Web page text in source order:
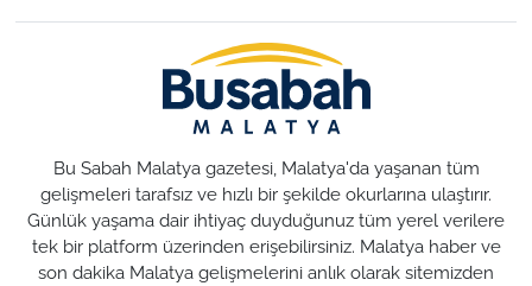
Bu Sabah Malatya gazetesi, Malatya'da yaşanan tüm
gelişmeleri tarafsız ve hızlı bir şekilde okurlarına ulaştırır.
Günlük yaşama dair ihtiyaç duyduğunuz tüm yerel verilere
tek bir platform üzerinden erişebilirsiniz. Malatya haber ve
son dakika Malatya gelişmelerini anlık olarak sitemizden